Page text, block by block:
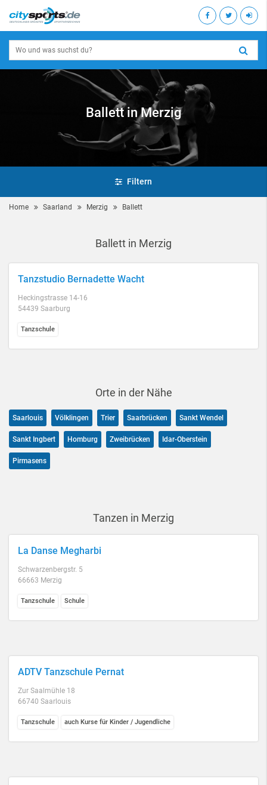
Ballett in Merzig
Filtern
Home Saarland Merzig Ballett
Ballett in Merzig
Tanzstudio Bernadette Wacht
Heckingstrasse 14-16
54439 Saarburg
Tanzschule
Orte in der Nähe
Saarlouis Völklingen Trier Saarbrücken Sankt Wendel
Sankt Ingbert Homburg Zweibrücken Idar-Oberstein
Pirmasens
Tanzen in Merzig
La Danse Megharbi
Schwarzenbergstr. 5
66663 Merzig
Tanzschule Schule
ADTV Tanzschule Pernat
Zur Saalmühle 18
66740 Saarlouis
Tanzschule auch Kurse für Kinder / Jugendliche